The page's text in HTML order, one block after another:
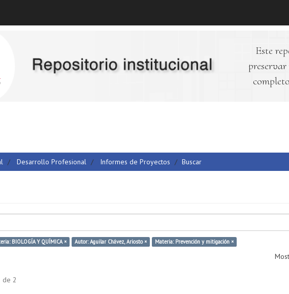
Este
Desarrollo Profesional Informes de Proyectos Buscar
BIOLOGÍA Y QUÍMICA × Autor: Aguilar Chávez, Ariosto × Materia: Prevención y mitigación ×
de 2